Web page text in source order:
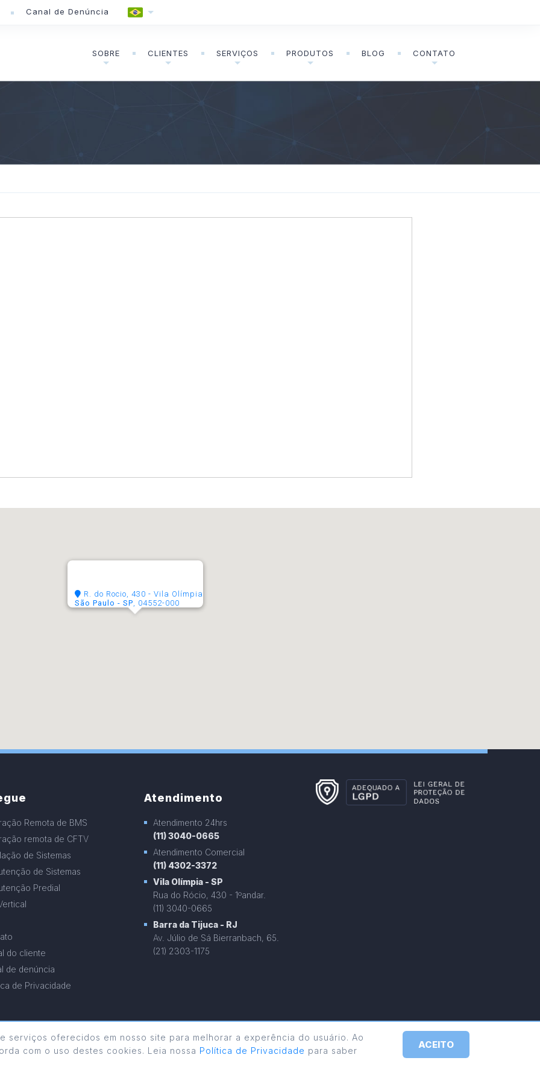
Canal de Denúncia
SOBRE CLIENTES SERVIÇOS PRODUTOS BLOG CONTATO
R. do Rocio, 430 - Vila Olímpia
São Paulo - SP, 04552-000
Remota de BMS
remota de CFTV
de Sistemas
de Sistemas
Predial
do cliente
de denúncia
de Privacidade
Atendimento
Atendimento 24hrs
(11) 3040-0665
Atendimento Comercial
(11) 4302-3372
Vila Olímpia - SP
Rua do Rócio, 430 - 1ºandar.
(11) 3040-0665
Barra da Tijuca - RJ
Av. Júlio de Sá Bierranbach, 65.
(21) 2303-1175
serviços oferecidos em nosso site para melhorar a experência do usuário. Ao
com o uso destes cookies. Leia nossa Política de Privacidade para saber
ACEITO